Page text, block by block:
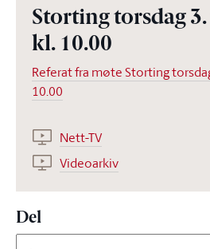
Storting torsdag 3.
kl. 10.00
Referat fra møte Storting
10.00
Nett-TV
Videoarkiv
Del